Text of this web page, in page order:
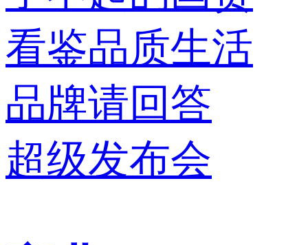
看鉴品质生活
品牌请回答
超级发布会